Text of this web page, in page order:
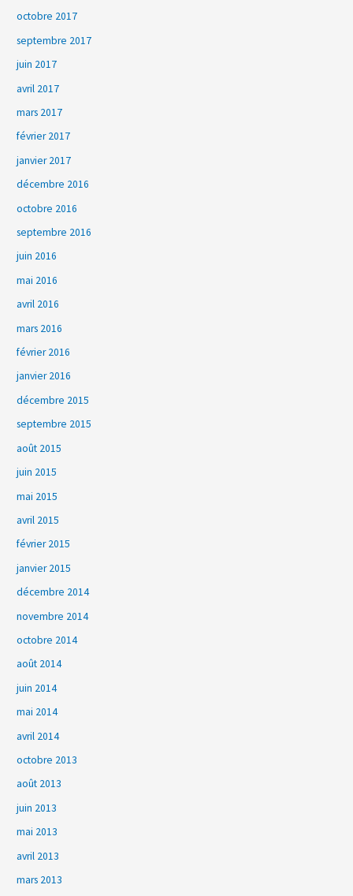
octobre 2017
septembre 2017
juin 2017
avril 2017
mars 2017
février 2017
janvier 2017
décembre 2016
octobre 2016
septembre 2016
juin 2016
mai 2016
avril 2016
mars 2016
février 2016
janvier 2016
décembre 2015
septembre 2015
août 2015
juin 2015
mai 2015
avril 2015
février 2015
janvier 2015
décembre 2014
novembre 2014
octobre 2014
août 2014
juin 2014
mai 2014
avril 2014
octobre 2013
août 2013
juin 2013
mai 2013
avril 2013
mars 2013